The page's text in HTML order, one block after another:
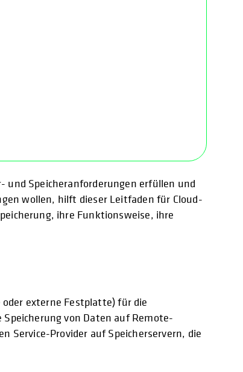
und Speicheranforderungen erfüllen und
wollen, hilft dieser Leitfaden für Cloud-
ihre Funktionsweise, ihre
externe Festplatte) für die
von Daten auf Remote-
Service-Provider auf Speicherservern, die